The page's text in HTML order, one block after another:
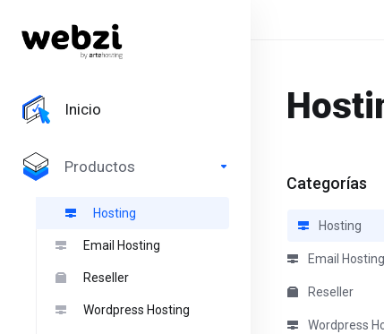
Inicio
Productos
Hosting
Email Hosting
Reseller
Wordpress Hosting
Categorías
Hosting
Email Hosting
Reseller
Wordpress